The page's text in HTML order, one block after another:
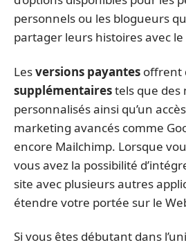
personnels ou les blogueurs
partager leurs histoires avec
Lesversions payantes offrent
supplémentairestels que des
personnalisés ainsi qu’un
marketing avancés comme
encore Mailchimp. Lorsque
vous avez la possibilité
site avec plusieurs autres
étendre votre portée sur le
Si vous êtes débutant dans